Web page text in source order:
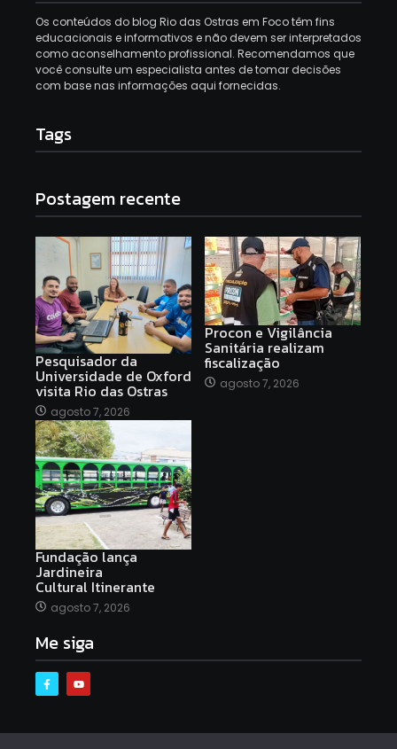
Os conteúdos do blog Rio das Ostras em Foco têm fins
educacionais e informativos e não devem ser interpretados
como aconselhamento profissional. Recomendamos que
você consulte um especialista antes de tomar decisões
com base nas informações aqui fornecidas.
Tags
Postagem recente
Pesquisador da
Universidade de Oxford
visita Rio das Ostras
agosto 7, 2026
Procon e Vigilância
Sanitária realizam
fiscalização
agosto 7, 2026
Fundação lança
Jardineira
Cultural Itinerante
agosto 7, 2026
Me siga